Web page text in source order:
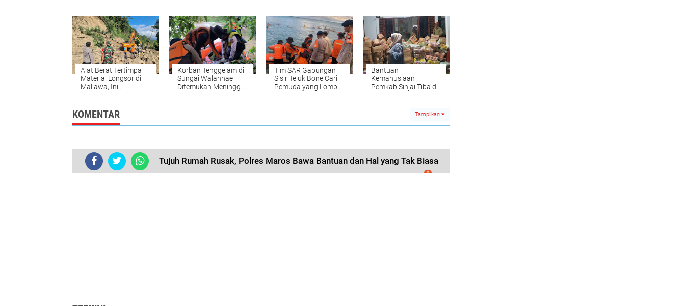
Alat Berat Tertimpa
Material Longsor di
Mallawa, Ini
Korban Tenggelam di
Sungai Walannae
Ditemukan Meninggal
Tim SAR Gabungan
Sisir Teluk Bone Cari
Pemuda yang Lompat
Bantuan
Kemanusiaan
Pemkab Sinjai Tiba di
KOMENTAR Tampilkan
Tujuh Rumah Rusak, Polres Maros Bawa Bantuan dan Hal yang Tak Biasa
0